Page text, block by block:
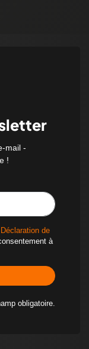
mail -
!
Déclaration de
à
obligatoire.